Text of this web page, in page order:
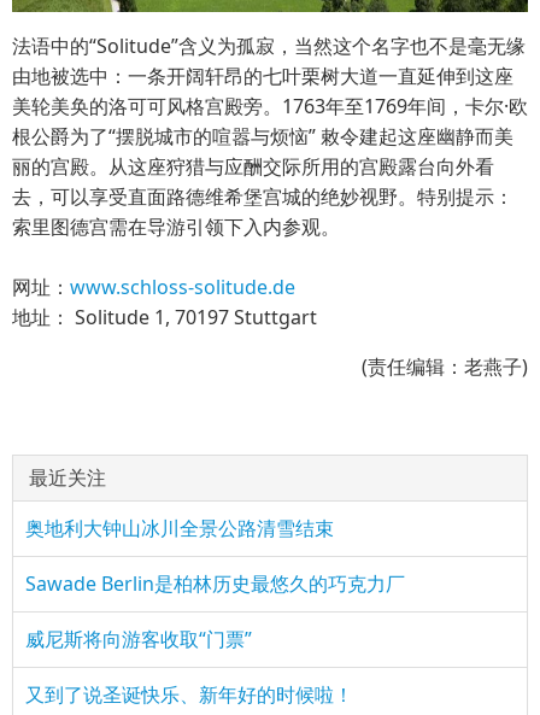
法语中的“Solitude”含义为孤寂，当然这个名字也不是毫无缘
由地被选中：一条开阔轩昂的七叶栗树大道一直延伸到这座
美轮美奂的洛可可风格宫殿旁。1763年至1769年间，卡尔·欧
根公爵为了“摆脱城市的喧嚣与烦恼” 敕令建起这座幽静而美
丽的宫殿。从这座狩猎与应酬交际所用的宫殿露台向外看
去，可以享受直面路德维希堡宫城的绝妙视野。特别提示：
索里图德宫需在导游引领下入内参观。
网址： www.schloss-solitude.de
地址： Solitude 1, 70197 Stuttgart
(责任编辑：老燕子)
最近关注
奥地利大钟山冰川全景公路清雪结束
Sawade Berlin是柏林历史最悠久的巧克力厂
威尼斯将向游客收取“门票” ​​​
又到了说圣诞快乐、新年好的时候啦！